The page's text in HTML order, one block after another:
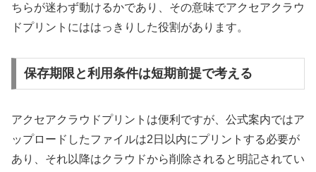
ちらが迷わず動けるかであり、その意味でアクセアクラウ
ドプリントにははっきりした役割があります。
保存期限と利用条件は短期前提で考える
アクセアクラウドプリントは便利ですが、公式案内ではア
ップロードしたファイルは2日以内にプリントする必要が
あり、それ以降はクラウドから削除されると明記されてい